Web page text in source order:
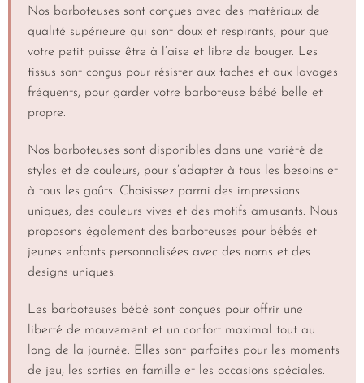
Nos barboteuses sont conçues avec des matériaux de
qualité supérieure qui sont doux et respirants, pour que
votre petit puisse être à l’aise et libre de bouger. Les
tissus sont conçus pour résister aux taches et aux lavages
fréquents, pour garder votre barboteuse bébé belle et
propre.
Nos barboteuses sont disponibles dans une variété de
styles et de couleurs, pour s’adapter à tous les besoins et
à tous les goûts. Choisissez parmi des impressions
uniques, des couleurs vives et des motifs amusants. Nous
proposons également des barboteuses pour bébés et
jeunes enfants personnalisées avec des noms et des
designs uniques.
Les barboteuses bébé sont conçues pour offrir une
liberté de mouvement et un confort maximal tout au
long de la journée. Elles sont parfaites pour les moments
de jeu, les sorties en famille et les occasions spéciales.